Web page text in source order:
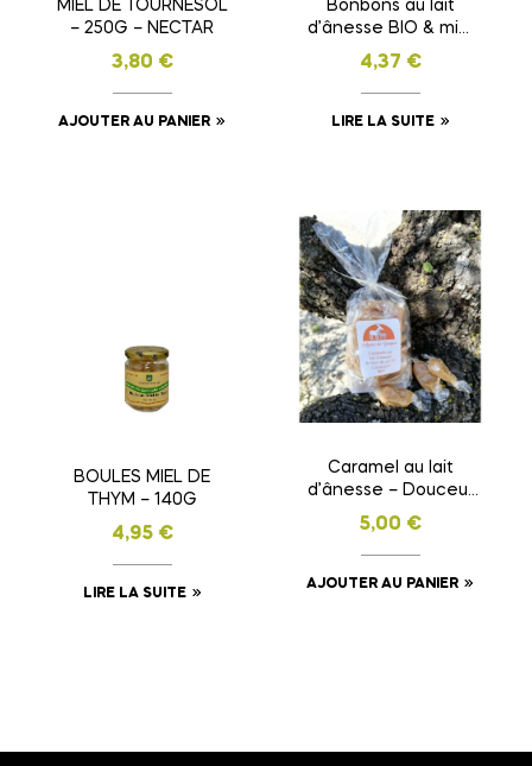
MIEL DE TOURNESOL
– 250G – NECTAR
3,80 €
AJOUTER AU PANIER
Bonbons au lait
d’ânesse BIO & miel
de lavande BIO –
Gourmandise et
Bienfaits
4,37 €
LIRE LA SUITE
BOULES MIEL DE
THYM – 140G
4,95 €
LIRE LA SUITE
Caramel au lait
d’ânesse – Douceur
gourmande et
bienfaits naturels
5,00 €
AJOUTER AU PANIER